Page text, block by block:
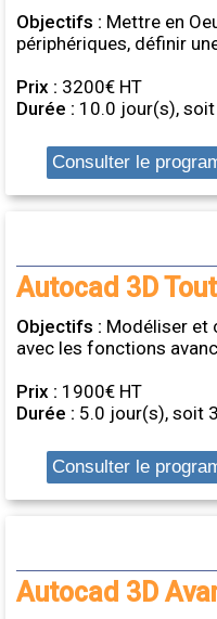
Objectifs : Mettre en
périphériques, définir
Prix : 3200€ HT
Durée : 10.0 jour(s),
Consulter le
Autocad 3D
Objectifs : Modéliser et
avec les fonctions
Prix : 1900€ HT
Durée : 5.0 jour(s), soit
Consulter le
Autocad 3D